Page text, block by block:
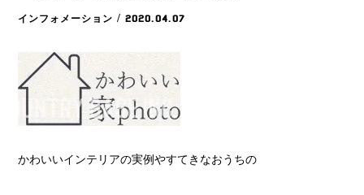
インフォメーション / 2020.04.07
かわいいインテリアの実例やすてきなおうちの